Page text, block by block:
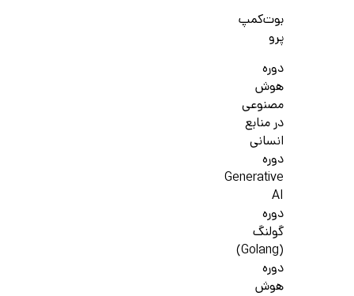
بوت‌کمپ
پرو
دوره
هوش
مصنوعی
در منابع
انسانی
دوره
Generative
AI
دوره
گولنگ
(Golang)
دوره
هوش